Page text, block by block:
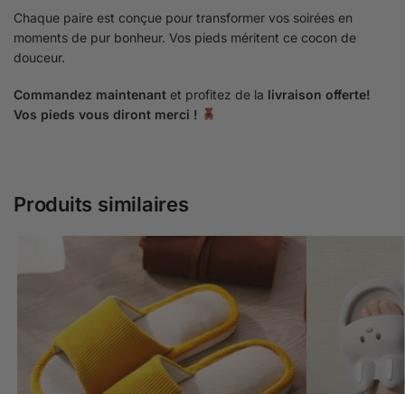
Chaque paire est conçue pour transformer vos soirées en
moments de pur bonheur. Vos pieds méritent ce cocon de
douceur.
Commandez maintenant et profitez de la livraison offerte!
Vos pieds vous diront merci !
Produits similaires